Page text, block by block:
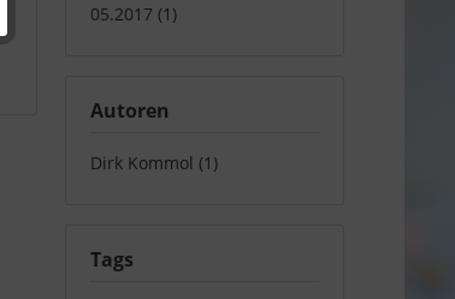
05.2017 (1)
Autoren
Dirk Kommol (1)
Tags